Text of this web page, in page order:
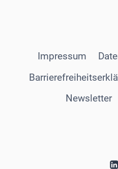
Impressum
Newsletter